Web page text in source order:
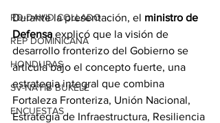
RD-DAVID COLLADO
REP DOMINICANA
HONDURAS
SV-NAYIB BUKELE
ENCUESTAS
Durante la presentación, el ministro de
Defensa explicó que la visión de
desarrollo fronterizo del Gobierno se
articula bajo el concepto fuerte, una
estrategia integral que combina
Fortaleza Fronteriza, Unión Nacional,
Estrategia de Infraestructura, Resiliencia